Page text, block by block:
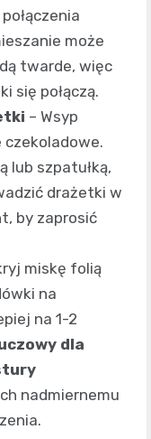
może
twarde, więc
się połączą.
– Wsyp
czekoladowe.
lub szpatułką,
drażetki w
by zaprosić
miskę folią
na
na 1-2
dla
nadmiernemu